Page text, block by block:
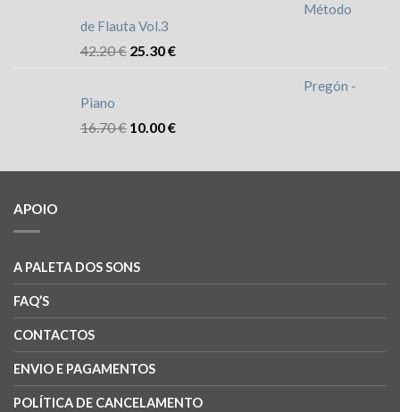
Método
de Flauta Vol.3
42.20€ 25.30€
Pregón -
Piano
16.70€ 10.00€
APOIO
A PALETA DOS SONS
FAQ’S
CONTACTOS
ENVIO E PAGAMENTOS
POLÍTICA DE CANCELAMENTO